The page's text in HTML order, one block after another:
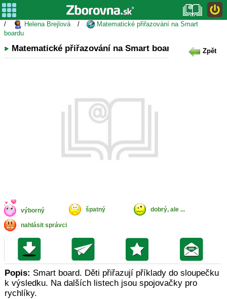
/ Helena Brejlová /
Matematické přiřazování na Smart
boardu
Matematické přiřazování na Smart boardu Zpět
výborný špatný dobrý, ale ...
nahlásit správci
Popis: Smart board. Děti přiřazují příklady do sloupečku
k výsledku. Na dalších listech jsou spojovačky pro
rychlíky.